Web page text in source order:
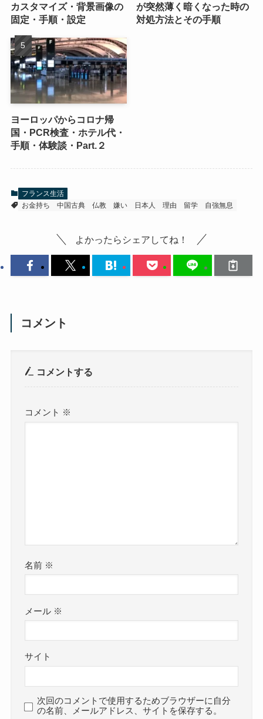
カスタマイズ・背景画像の
固定・手順・設定
が突然薄く暗くなった時の
対処方法とその手順
ヨーロッパからコロナ帰
国・PCR検査・ホテル代・
手順・体験談・Part.２
フランス生活
お金持ち
中国古典 仏教 嫌い 日本人 理由 留学 自強無息
よかったらシェアしてね！
コメント
コメントする
コメント ※
名前 ※
メール ※
サイト
次回のコメントで使用するためブラウザーに自分
の名前、メールアドレス、サイトを保存する。